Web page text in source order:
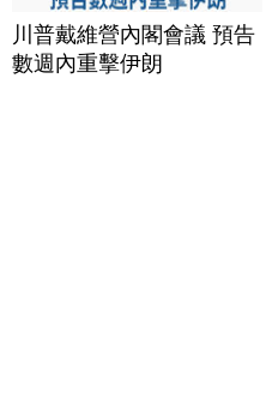
川普戴維營內閣會議 預告
數週內重擊伊朗